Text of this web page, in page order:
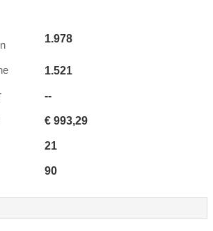
1.978
1.521
--
€ 993,29
21
90